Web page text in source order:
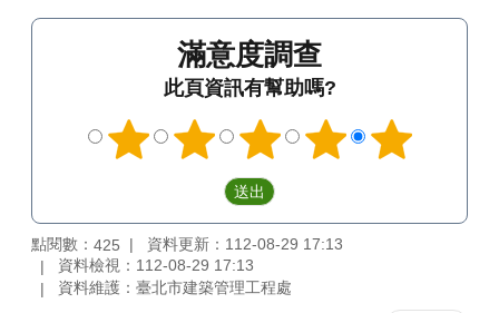
滿意度調查
此頁資訊有幫助嗎?
點閱數： 425
資料更新：112-08-29 17:13
資料檢視：112-08-29 17:13
資料維護：臺北市建築管理工程處